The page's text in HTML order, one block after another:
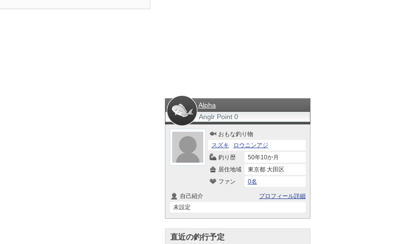
Alpha
Anglr Point 0
おもな釣り物
スズキ
ロウニンアジ
釣り歴
50年10か月
居住地域
東京都 大田区
ファン
0名
プロフィール詳細
自己紹介
未設定
直近の釣行予定